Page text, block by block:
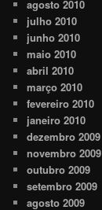
agosto 2010
julho 2010
junho 2010
maio 2010
abril 2010
março 2010
fevereiro 2010
janeiro 2010
dezembro 2009
novembro 2009
outubro 2009
setembro 2009
agosto 2009